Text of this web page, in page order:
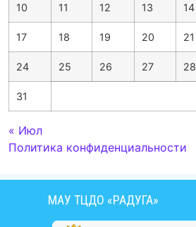
10 11 12 13 14
17 18 19 20 21
24 25 26 27 28
31
« Июл
Политика конфиденциальности
МАУ ТЦДО «РАДУГА»